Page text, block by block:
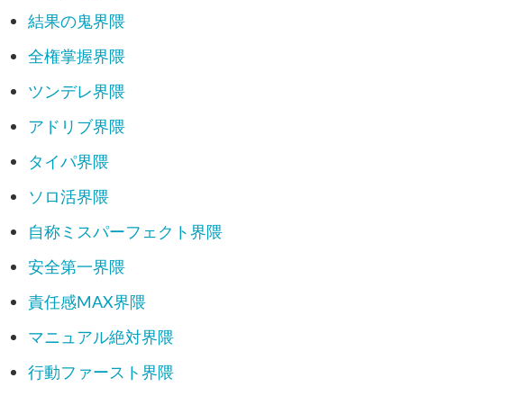
結果の鬼界隈
全権掌握界隈
ツンデレ界隈
アドリブ界隈
タイパ界隈
ソロ活界隈
自称ミスパーフェクト界隈
安全第一界隈
責任感MAX界隈
マニュアル絶対界隈
行動ファースト界隈